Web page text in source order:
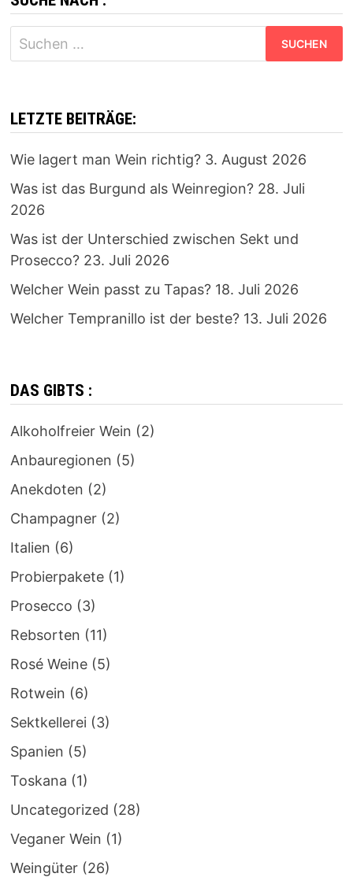
Suchen
nach:
LETZTE BEITRÄGE:
Wie lagert man Wein richtig? 3. August 2026
Was ist das Burgund als Weinregion? 28. Juli
2026
Was ist der Unterschied zwischen Sekt und
Prosecco? 23. Juli 2026
Welcher Wein passt zu Tapas? 18. Juli 2026
Welcher Tempranillo ist der beste? 13. Juli 2026
DAS GIBTS :
Alkoholfreier Wein (2)
Anbauregionen (5)
Anekdoten (2)
Champagner(2)
Italien (6)
Probierpakete(1)
Prosecco (3)
Rebsorten (11)
Rosé Weine(5)
Rotwein (6)
Sektkellerei (3)
Spanien (5)
Toskana (1)
Uncategorized (28)
Veganer Wein (1)
Weingüter(26)